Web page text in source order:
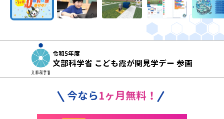
令和5年度
文部科学省 こども霞が関見学デー 参画
今なら1ヶ月無料！